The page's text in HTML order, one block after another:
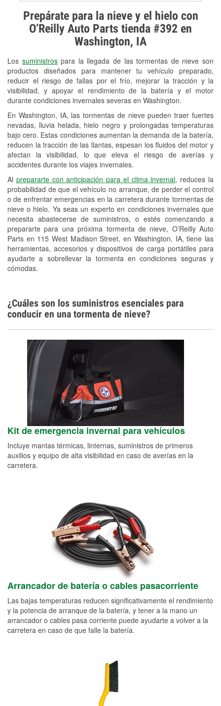
Prepárate para la nieve y el hielo con
O’Reilly Auto Parts tienda #392 en
Washington, IA
Los suministrospara la llegada de las tormentas de nieve son
productos diseñados para mantener tu vehículo preparado,
reducir el riesgo de fallas por el frío, mejorar la tracción y la
visibilidad, y apoyar el rendimiento de la batería y el motor
durante condiciones invernales severas en Washington.
En Washington, IA, las tormentas de nieve pueden traer fuertes
nevadas, lluvia helada, hielo negro y prolongadas temperaturas
bajo cero. Estas condiciones aumentan la demanda de la batería,
reducen la tracción de las llantas, espesan los fluidos del motor y
afectan la visibilidad, lo que eleva el riesgo de averías y
accidentes durante los viajes invernales.
Al prepararte con anticipación para el clima invernal, reduces la
probabilidad de que el vehículo no arranque, de perder el control
o de enfrentar emergencias en la carretera durante tormentas de
nieve o hielo. Ya seas un experto en condiciones invernales que
necesita abastecerse de suministros, o estés comenzando a
prepararte para una próxima tormenta de nieve, O’Reilly Auto
Parts en 115 West Madison Street, en Washington, IA, tiene las
herramientas, accesorios y dispositivos de carga portátiles para
ayudarte a sobrellevar la tormenta en condiciones seguras y
cómodas.
Prueba de alternadores y
arrancadores
Revisión de la luz "Check Engine"
Reciclaje de baterías y aceite
Instalación de bombillas de faros
Instalación de limpiaparabrisas
Programa de Préstamo de
Herramientas
Rectificación de tambores y discos de
freno
Snowstorm Supplies
Tornado Supplies
Conoce más
¿Cuáles son los suministros esenciales para
conducir en una tormenta de nieve?
Kit de emergencia invernal para vehículos
Incluye mantas térmicas, linternas, suministros de primeros
auxilios y equipo de alta visibilidad en caso de averías en la
carretera.
Arrancador de batería o cables pasacorriente
Las bajas temperaturas reducen significativamente el rendimiento
y la potencia de arranque de la batería, y tener a la mano un
arrancador o cables pasa corriente puede ayudarte a volver a la
carretera en caso de que falle la batería.